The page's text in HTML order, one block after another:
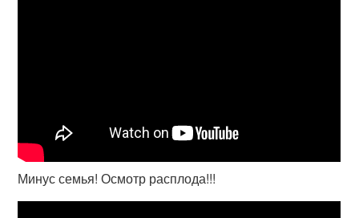
Минус семья! Осмотр расплода!!!